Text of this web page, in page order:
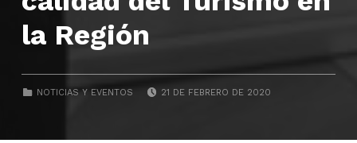
la Región
CATEGORIZED IN:
NOTICIAS Y EVENTOS 21 DE FEBRERO DE 2020